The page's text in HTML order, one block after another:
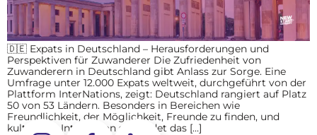
🇩🇪 Expats in Deutschland – Herausforderungen und
Perspektiven für Zuwanderer Die Zufriedenheit von
Zuwanderern in Deutschland gibt Anlass zur Sorge. Eine
Umfrage unter 12.000 Expats weltweit, durchgeführt von der
Plattform InterNations, zeigt: Deutschland rangiert auf Platz
50 von 53 Ländern. Besonders in Bereichen wie
Freundlichkeit, der Möglichkeit, Freunde zu finden, und
kultureller Integration schneidet das […]